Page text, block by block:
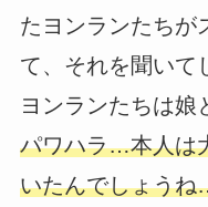
たヨンランたちが
て、それを聞いて
ヨンランたちは娘
パワハラ…本人は
いたんでしょう